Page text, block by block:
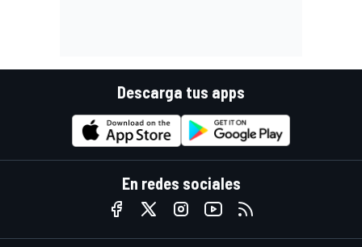
Descarga tus apps
En redes sociales